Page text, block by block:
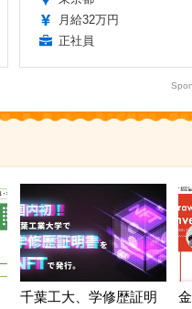
月給32万円
正社員
千葉工大、学修歴証明